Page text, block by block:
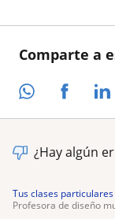
Comparte a
¿Hay algún
Tus clases particulares
profesora de diseño